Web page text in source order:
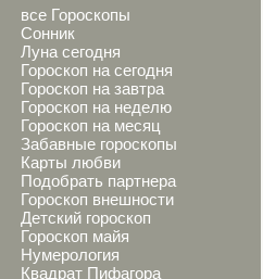
все Гороскопы
Сонник
Луна сегодня
Гороскоп на сегодня
Гороскоп на завтра
Гороскоп на неделю
Гороскоп на месяц
Забавные гороскопы
Карты любви
Подобрать партнера
Гороскоп внешности
Детский гороскоп
Гороскоп майя
Нумерология
Квадрат Пифагора